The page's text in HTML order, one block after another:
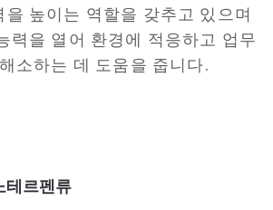
높이는 역할을 갖추고 있으며
력을 열어 환경에 적응하고 업무
소하는 데 도움을 줍니다.
테르펜류